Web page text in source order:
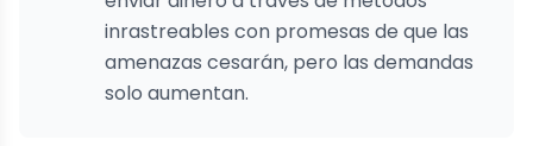
inrastreables con promesas de que las
amenazas cesarán, pero las demandas
solo aumentan.